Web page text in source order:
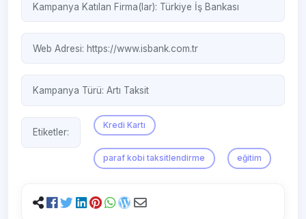
Kampanya Katılan Firma(lar): Türkiye İş Bankası
Web Adresi: https://www.isbank.com.tr
Kampanya Türü:Artı Taksit
Etiketler:
Kredi Kartı
paraf kobi taksitlendirme eğitim